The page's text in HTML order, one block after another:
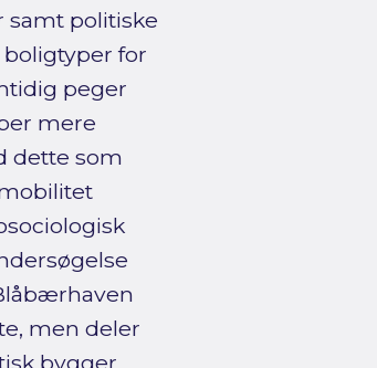
samt politiske
for
peger
mere
dette som
men deler
bygger